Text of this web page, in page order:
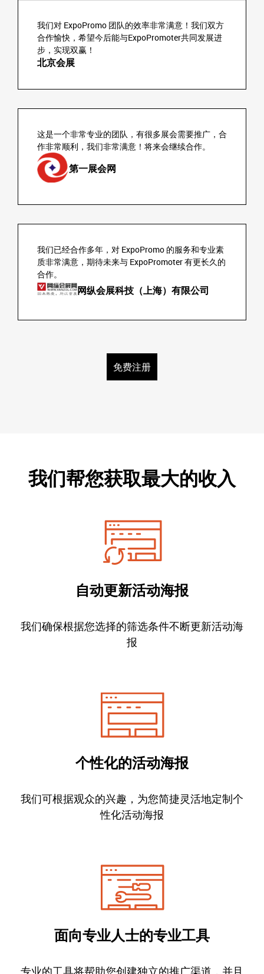
我们对 ExpoPromo 团队的效率非常满意！我们双方
合作愉快，希望今后能与ExpoPromoter共同发展进
步，实现双赢！
北京会展
这是一个非常专业的团队，有很多展会需要推广，合
作非常顺利，我们非常满意！将来会继续合作。
第一展会网
我们已经合作多年，对 ExpoPromo 的服务和专业素
质非常满意，期待未来与 ExpoPromoter 有更长久的
合作。
网纵会展科技（上海）有限公司
免费注册
我们帮您获取最大的收入
自动更新活动海报
我们确保根据您选择的筛选条件不断更新活动海
报
个性化的活动海报
我们可根据观众的兴趣，为您简捷灵活地定制个
性化活动海报
面向专业人士的专业工具
专业的工具将帮助您创建独立的推广渠道，并且